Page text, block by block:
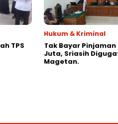
TPS
Hukum & Kriminal
Tak Bayar Pinjaman
Juta, Sriasih
Magetan.